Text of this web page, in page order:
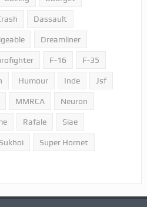
Dassault
Dreamliner
F-16 F-35
Humour Inde Jsf
MMRCA Neuron
Rafale Siae
Sukhoi Super Hornet